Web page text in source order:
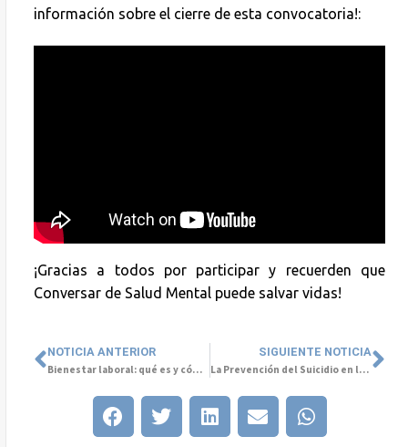
información sobre el cierre de esta convocatoria!:
¡Gracias a todos por participar y recuerden que
Conversar de Salud Mental puede salvar vidas!
NOTICIA ANTERIOR
Bienestar laboral: qué es y cómo aplicarlo en tu empresa
SIGUIENTE NOTICIA
La Prevención del Suicidio en la Etapa Escolar: Un Desafío Urgente